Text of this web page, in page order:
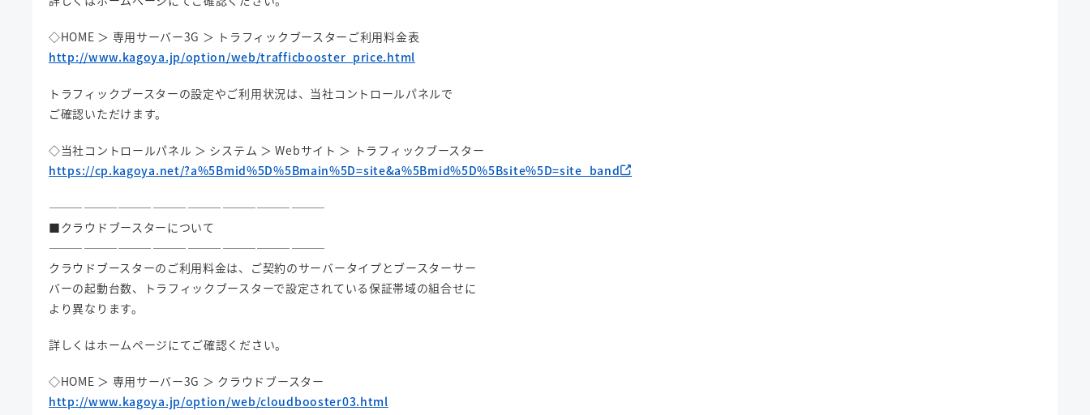
◇HOME ＞ 専用サーバー3G ＞ トラフィックブースターご利用料金表
http://www.kagoya.jp/option/web/trafficbooster_price.html
トラフィックブースターの設定やご利用状況は、当社コントロールパネルで
ご確認いただけます。
◇当社コントロールパネル ＞ システム ＞ Webサイト ＞ トラフィックブースター
https://cp.kagoya.net/?a%5Bmid%5D%5Bmain%5D=site&a%5Bmid%5D%5Bsite%5D=site_band
————————————————————————
■クラウドブースターについて
————————————————————————
クラウドブースターのご利用料金は、ご契約のサーバータイプとブースターサー
バーの起動台数、トラフィックブースターで設定されている保証帯域の組合せに
より異なります。
詳しくはホームページにてご確認ください。
◇HOME ＞ 専用サーバー3G ＞ クラウドブースター
http://www.kagoya.jp/option/web/cloudbooster03.html